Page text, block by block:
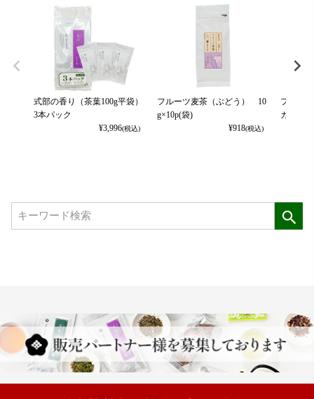
式部の香り（茶葉100g平袋）
3本パック
¥3,996(税込)
フルーツ麦茶（ぶどう） 10
g×10p(袋)
¥918(税込)
フルー
カット